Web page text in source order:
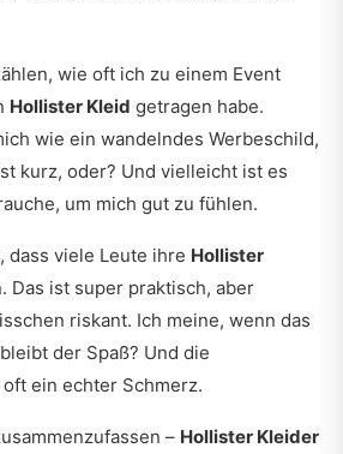
wie oft ich zu einem Event
Hollister Kleid getragen habe.
wie ein wandelndes Werbeschild,
kurz, oder? Und vielleicht ist es
um mich gut zu fühlen.
dass viele Leute ihre Hollister
Das ist super praktisch, aber
riskant. Ich meine, wenn das
der Spaß? Und die
ein echter Schmerz.
– Hollister Kleider